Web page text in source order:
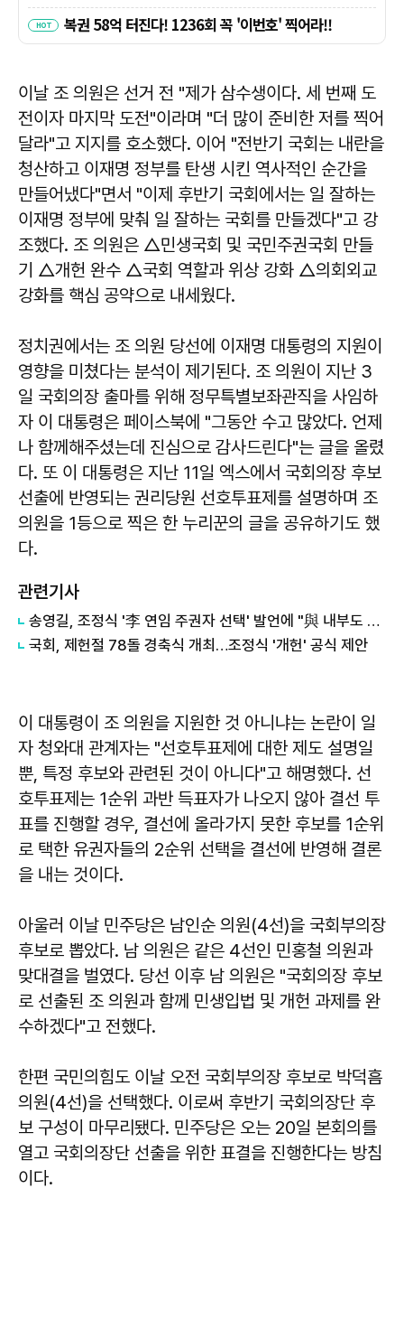
이날 조 의원은 선거 전 "제가 삼수생이다. 세 번째 도
전이자 마지막 도전"이라며 "더 많이 준비한 저를 찍어
달라"고 지지를 호소했다. 이어 "전반기 국회는 내란을
청산하고 이재명 정부를 탄생 시킨 역사적인 순간을
만들어냈다"면서 "이제 후반기 국회에서는 일 잘하는
이재명 정부에 맞춰 일 잘하는 국회를 만들겠다"고 강
조했다. 조 의원은 △민생국회 및 국민주권국회 만들
기 △개헌 완수 △국회 역할과 위상 강화 △의회외교
강화를 핵심 공약으로 내세웠다.
정치권에서는 조 의원 당선에 이재명 대통령의 지원이
영향을 미쳤다는 분석이 제기된다. 조 의원이 지난 3
일 국회의장 출마를 위해 정무특별보좌관직을 사임하
자 이 대통령은 페이스북에 "그동안 수고 많았다. 언제
나 함께해주셨는데 진심으로 감사드린다"는 글을 올렸
다. 또 이 대통령은 지난 11일 엑스에서 국회의장 후보
선출에 반영되는 권리당원 선호투표제를 설명하며 조
의원을 1등으로 찍은 한 누리꾼의 글을 공유하기도 했
다.
관련기사
송영길, 조정식 '李 연임 주권자 선택' 발언에 "與 내부도 동의 어려워"
국회, 제헌절 78돌 경축식 개최…조정식 '개헌' 공식 제안
이 대통령이 조 의원을 지원한 것 아니냐는 논란이 일
자 청와대 관계자는 "선호투표제에 대한 제도 설명일
뿐, 특정 후보와 관련된 것이 아니다"고 해명했다. 선
호투표제는 1순위 과반 득표자가 나오지 않아 결선 투
표를 진행할 경우, 결선에 올라가지 못한 후보를 1순위
로 택한 유권자들의 2순위 선택을 결선에 반영해 결론
을 내는 것이다.
아울러 이날 민주당은 남인순 의원(4선)을 국회부의장
후보로 뽑았다. 남 의원은 같은 4선인 민홍철 의원과
맞대결을 벌였다. 당선 이후 남 의원은 "국회의장 후보
로 선출된 조 의원과 함께 민생입법 및 개헌 과제를 완
수하겠다"고 전했다.
한편 국민의힘도 이날 오전 국회부의장 후보로 박덕흠
의원(4선)을 선택했다. 이로써 후반기 국회의장단 후
보 구성이 마무리됐다. 민주당은 오는 20일 본회의를
열고 국회의장단 선출을 위한 표결을 진행한다는 방침
이다.